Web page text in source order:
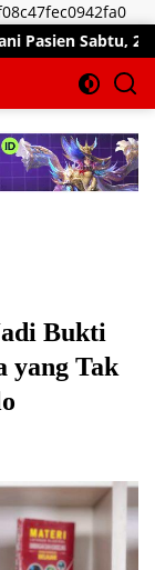
ke
25 Juli 2026
Bukti
yang Tak